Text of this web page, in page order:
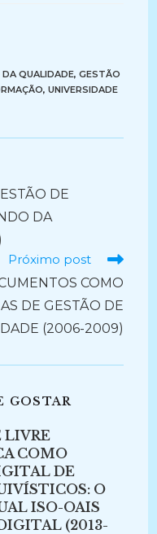
QUALIDADE, GESTÃO
, UNIVERSIDADE
DE
DA
Próximo post
COMO
DE GESTÃO DE
(2006-2009)
GOSTAR
LIVRE
COMO
DE
O
ISO-OAIS
(2013-